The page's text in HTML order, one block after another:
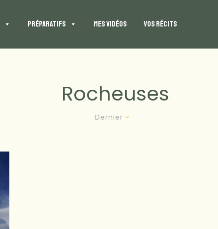
PRÉPARATIFS MES VIDÉOS VOS RÉCITS
Rocheuses
Dernier